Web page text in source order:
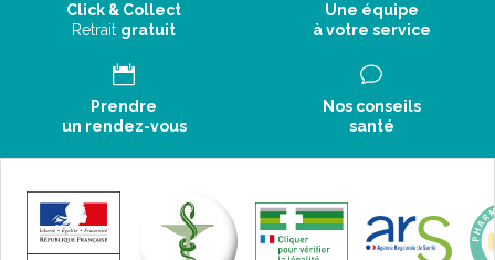
Click & Collect
Retrait gratuit
Une équipe
à votre service
Prendre
un rendez-vous
Nos conseils
santé